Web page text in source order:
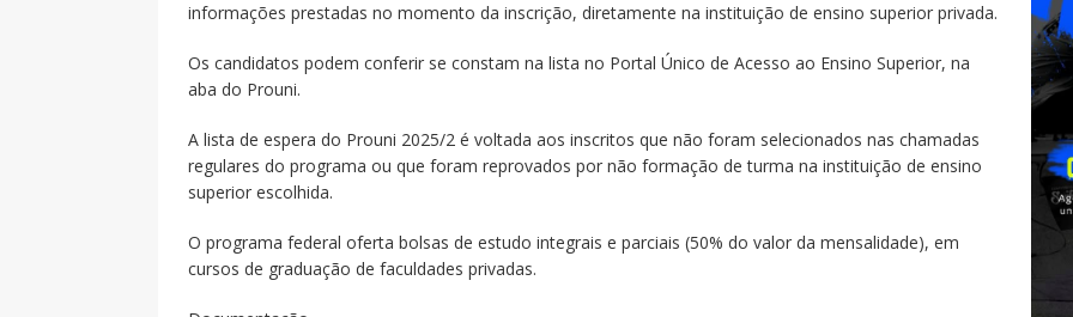
informações prestadas no momento da inscrição, diretamente na instituição de ensino superior privada.
Os candidatos podem conferir se constam na lista no Portal Único de Acesso ao Ensino Superior, na
aba do Prouni.
A lista de espera do Prouni 2025/2 é voltada aos inscritos que não foram selecionados nas chamadas
regulares do programa ou que foram reprovados por não formação de turma na instituição de ensino
superior escolhida.
O programa federal oferta bolsas de estudo integrais e parciais (50% do valor da mensalidade), em
cursos de graduação de faculdades privadas.